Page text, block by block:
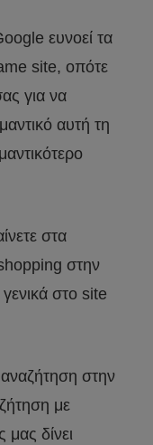
ευνοεί τα
site, οπότε
για να
αυτή τη
στα
στην
στο site
στην
με
μας δίνει